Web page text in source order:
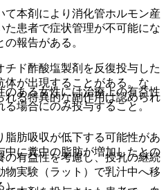
本剤により消化管ホルモン産
患者で症状管理が不可能にな
報告がある。
ド酢酸塩製剤を反復投与した
体が出現することがある。な
れる特異的な副作用は認められ
肪吸収が低下する可能性があ
中に糞中の脂肪が増加したとの
ある女性には治療上の有益性
場合にのみ投与すること。
の有益性を考慮し、授乳の継続
実験（ラット）で乳汁中へ移
）。